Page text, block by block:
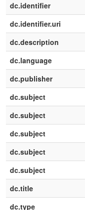
dc.identifier
dc.identifier.uri
dc.description
dc.language
dc.publisher
dc.subject
dc.subject
dc.subject
dc.subject
dc.subject
dc.title
dc.type